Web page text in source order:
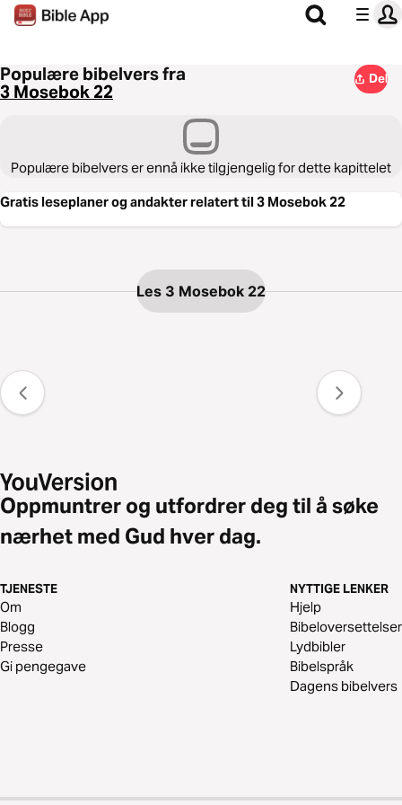
Populære bibelvers fra
3 Mosebok 22
Del
Populære bibelvers er ennå ikke tilgjengelig for dette kapittelet
Gratis leseplaner og andakter relatert til 3 Mosebok 22
Les 3 Mosebok 22
Oppmuntrer og utfordrer deg til å søke
nærhet med Gud hver dag.
TJENESTE
Om
Blogg
Presse
Gi pengegave
NYTTIGE LENKER
Hjelp
Bibeloversettelser
Lydbibler
Bibelspråk
Dagens bibelvers